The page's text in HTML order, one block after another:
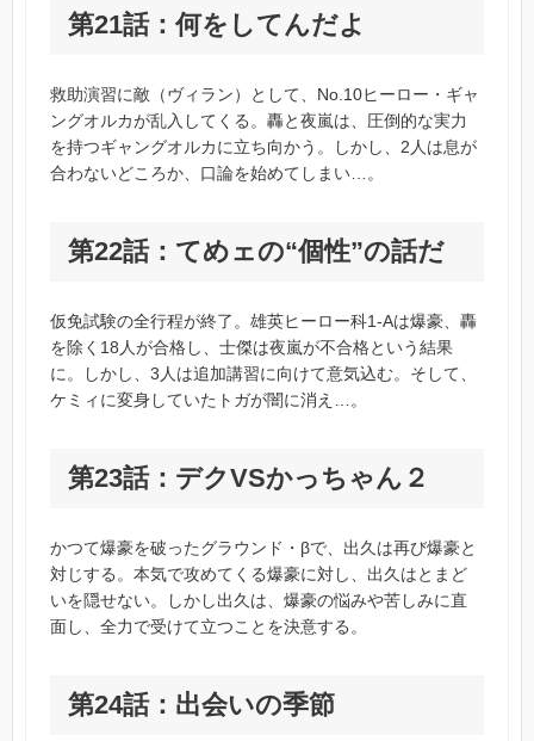
第21話：何をしてんだよ
救助演習に敵（ヴィラン）として、No.10ヒーロー・ギャ
ングオルカが乱入してくる。轟と夜嵐は、圧倒的な実力
を持つギャングオルカに立ち向かう。しかし、2人は息が
合わないどころか、口論を始めてしまい…。
第22話：てめェの“個性”の話だ
仮免試験の全行程が終了。雄英ヒーロー科1-Aは爆豪、轟
を除く18人が合格し、士傑は夜嵐が不合格という結果
に。しかし、3人は追加講習に向けて意気込む。そして、
ケミィに変身していたトガが闇に消え…。
第23話：デクVSかっちゃん２
かつて爆豪を破ったグラウンド・βで、出久は再び爆豪と
対じする。本気で攻めてくる爆豪に対し、出久はとまど
いを隠せない。しかし出久は、爆豪の悩みや苦しみに直
面し、全力で受けて立つことを決意する。
第24話：出会いの季節